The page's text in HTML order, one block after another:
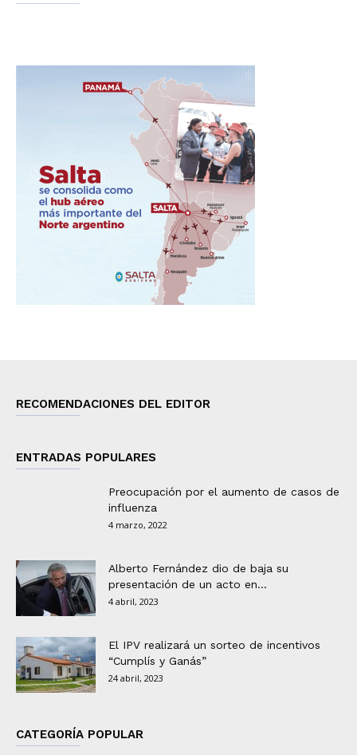
RECOMENDACIONES DEL EDITOR
ENTRADAS POPULARES
Preocupación por el aumento de casos de
influenza
4 marzo, 2022
Alberto Fernández dio de baja su
presentación de un acto en...
4 abril, 2023
El IPV realizará un sorteo de incentivos
“Cumplís y Ganás”
24 abril, 2023
CATEGORÍA POPULAR